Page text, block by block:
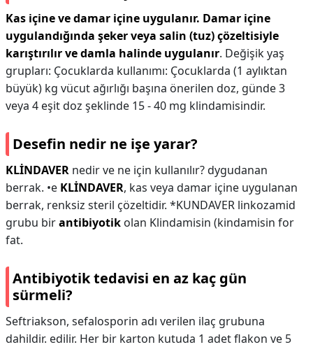
Kas içine ve damar içine uygulanır. Damar içine
uygulandığında şeker veya salin (tuz) çözeltisiyle
karıştırılır ve damla halinde uygulanır. Değişik yaş
grupları: Çocuklarda kullanımı: Çocuklarda (1 aylıktan
büyük) kg vücut ağırlığı başına önerilen doz, günde 3
veya 4 eşit doz şeklinde 15 - 40 mg klindamisindir.
Desefin nedir ne işe yarar?
KLİNDAVER nedir ve ne için kullanılır? dygudanan
berrak. •e KLİNDAVER, kas veya damar içine uygulanan
berrak, renksiz steril çözeltidir. *KUNDAVER linkozamid
grubu birantibiyotik olan Klindamisin (kindamisin for
fat.
Antibiyotik tedavisi en az kaç gün
sürmeli?
Seftriakson, sefalosporin adı verilen ilaç grubuna
dahildir. edilir. Her bir karton kutuda 1 adet flakon ve 5